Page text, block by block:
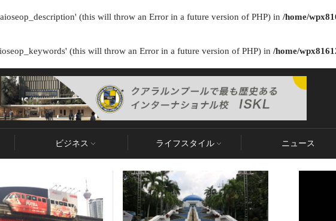
(this will throw an Error in a future version of PHP) in /home/
(this will throw an Error in a future version of PHP) in /home/
ビジネス ライフスタイル ニュース